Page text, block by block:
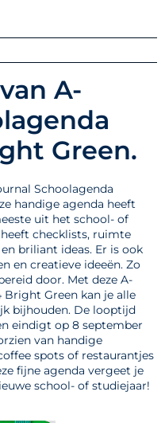
A-
Green.
Schoolagenda
handige agenda heeft
uit het school- of
checklists, ruimte
briliant ideas. Er is ook
en creatieve ideeën. Zo
door. Met deze A-
Bright Green kan je alle
bijhouden. De looptijd
eindigt op 8 september
van handige
spots of restaurantjes
fijne agenda vergeet je
school- of studiejaar!